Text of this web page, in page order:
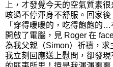
上，才發覺今天的空氣質素
咳過不停渾身不舒服。回家
「穿得暖暖的，吃得飽飽的
開啟了電腦，見 Roger 在
為我父親（Simon）祈禱，求
我立刻回應送上慰問，卻發